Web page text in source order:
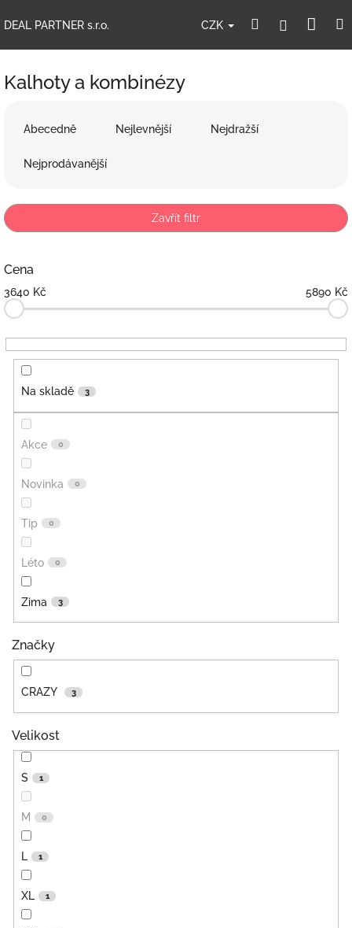
naDEAL PARTNER s.r.o. CZK HledatPřihlášení
Kalhoty a kombinézy
p
r
d
k
t
ů
Abecedně Nejlevnější Nejdražší
Nejprodávanější
Zavřít filtr
Cena
3640 Kč 5890 Kč
Na skladě 3
Akce 0
Novinka 0
Tip 0
Léto 0
Zima 3
Značky
CRAZY 3
Velikost
S 1
M 0
L 1
XL 1